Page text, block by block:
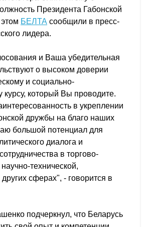
Президента Габонской
БЕЛТА сообщили в пресс-
лидера.
и Ваша убедительная
о высоком доверии
и социально-
курсу, который Вы проводите.
в укреплении
дружбы на благо наших
большой потенциал для
диалога и
в торгово-
технической,
сферах", - говорится в
подчеркнул, что Беларусь